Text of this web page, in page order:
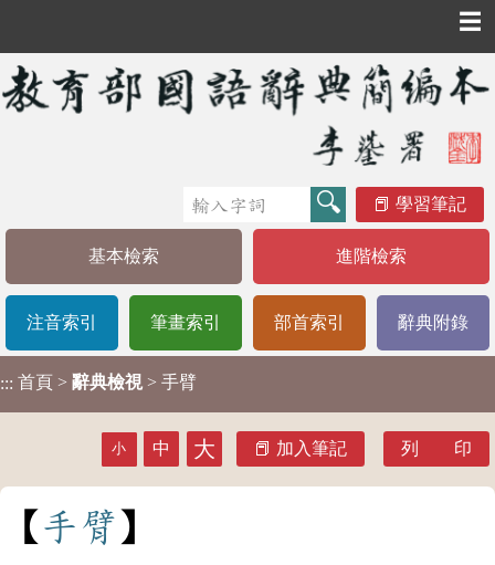
☰
學習筆記
基本檢索 進階檢索
注音索引 筆畫索引 部首索引 辭典附錄
::: 首頁 > 辭典檢視 > 手臂
小 中 大 加入筆記 列 印
手臂